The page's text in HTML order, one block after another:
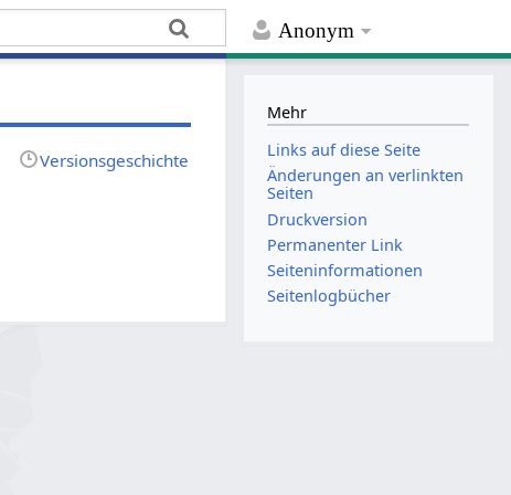
Anonym
Versionsgeschichte
Mehr
Links auf diese Seite
Änderungen an verlinkten
Seiten
Druckversion
Permanenter Link
Seiten­­informationen
Seitenlogbücher